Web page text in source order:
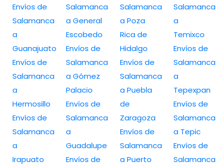
Envíos de
Salamanca
a
Guanajuato
Envíos de
Salamanca
a
Hermosillo
Envíos de
Salamanca
a
Irapuato
Salamanca
a General
Escobedo
Envíos de
Salamanca
a Gómez
Palacio
Envíos de
Salamanca
a
Guadalupe
Envíos de
Salamanca
a Poza
Rica de
Hidalgo
Envíos de
Salamanca
a Puebla
de
Zaragoza
Envíos de
Salamanca
a Puerto
Salamanca
a
Temixco
Envíos de
Salamanca
a
Tepexpan
Envíos de
Salamanca
a Tepic
Envíos de
Salamanca